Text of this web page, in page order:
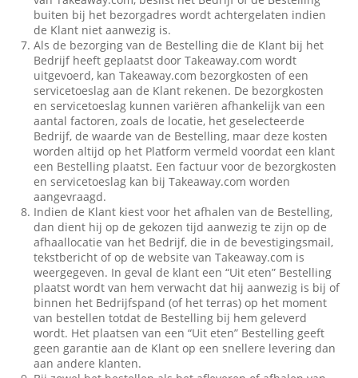
buiten bij het bezorgadres wordt achtergelaten indien
de Klant niet aanwezig is.
Als de bezorging van de Bestelling die de Klant bij het
Bedrijf heeft geplaatst door Takeaway.com wordt
uitgevoerd, kan Takeaway.com bezorgkosten of een
servicetoeslag aan de Klant rekenen. De bezorgkosten
en servicetoeslag kunnen variëren afhankelijk van een
aantal factoren, zoals de locatie, het geselecteerde
Bedrijf, de waarde van de Bestelling, maar deze kosten
worden altijd op het Platform vermeld voordat een klant
een Bestelling plaatst. Een factuur voor de bezorgkosten
en servicetoeslag kan bij Takeaway.com worden
aangevraagd.
Indien de Klant kiest voor het afhalen van de Bestelling,
dan dient hij op de gekozen tijd aanwezig te zijn op de
afhaallocatie van het Bedrijf, die in de bevestigingsmail,
tekstbericht of op de website van Takeaway.com is
weergegeven. In geval de klant een “Uit eten” Bestelling
plaatst wordt van hem verwacht dat hij aanwezig is bij of
binnen het Bedrijfspand (of het terras) op het moment
van bestellen totdat de Bestelling bij hem geleverd
wordt. Het plaatsen van een “Uit eten” Bestelling geeft
geen garantie aan de Klant op een snellere levering dan
aan andere klanten.